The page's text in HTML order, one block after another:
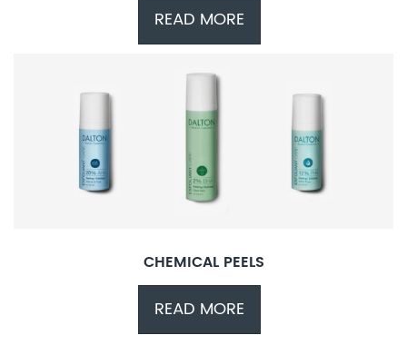
READ MORE
CHEMICAL PEELS
READ MORE